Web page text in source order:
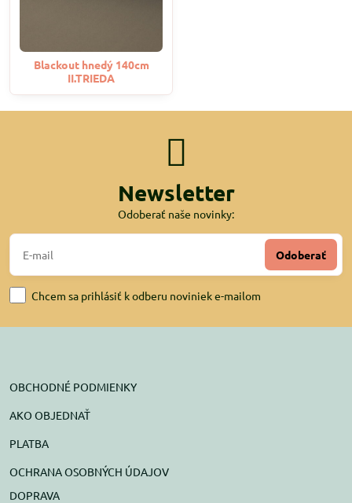
Blackout hnedý 140cm
II.TRIEDA
Newsletter
Odoberať naše novinky:
Odoberať
Chcem sa prihlásiť k odberu noviniek e-mailom
OBCHODNÉ PODMIENKY
AKO OBJEDNAŤ
PLATBA
OCHRANA OSOBNÝCH ÚDAJOV
DOPRAVA